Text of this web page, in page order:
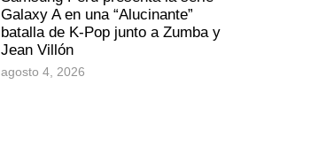
Galaxy A en una “Alucinante”
batalla de K-Pop junto a Zumba y
Jean Villón
agosto 4, 2026